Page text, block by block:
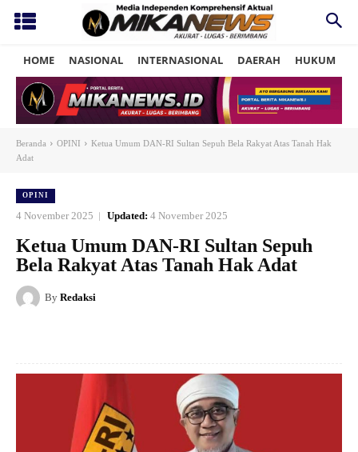
HOME NASIONAL INTERNASIONAL DAERAH HUKUM
Beranda OPINI
Ketua Umum DAN-RI Sultan Sepuh Bela Rakyat Atas Tanah Hak
Adat
OPINI
4 November 2025 Updated: 4 November 2025
Ketua Umum DAN-RI Sultan Sepuh
Bela Rakyat Atas Tanah Hak Adat
By Redaksi